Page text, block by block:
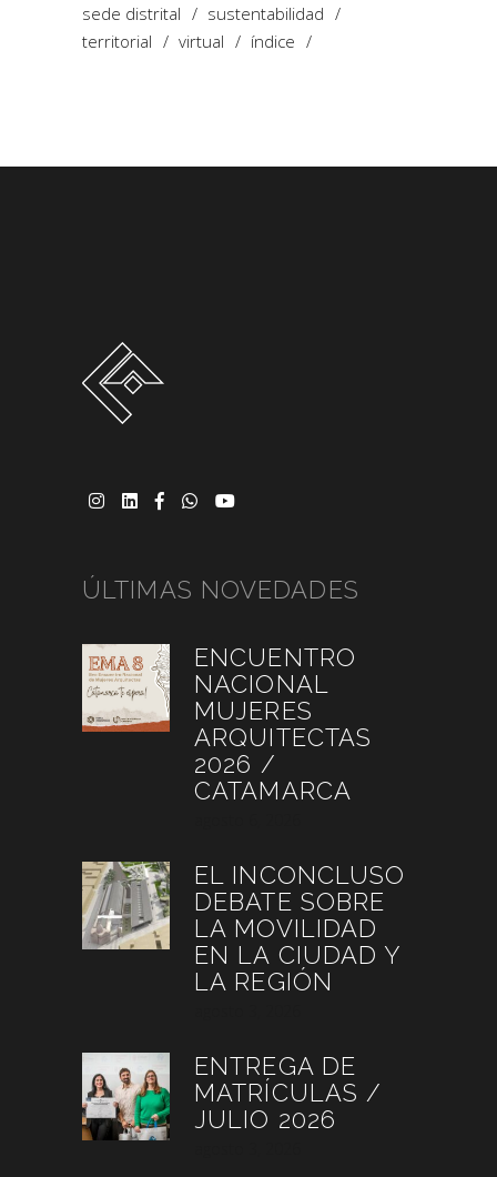
sede distrital
sustentabilidad
territorial
virtual índice
ÚLTIMAS NOVEDADES
ENCUENTRO
NACIONAL
MUJERES
ARQUITECTAS
2026 /
CATAMARCA
EL INCONCLUSO
DEBATE SOBRE
LA MOVILIDAD
EN LA CIUDAD Y
LA REGIÓN
ENTREGA DE
MATRÍCULAS /
JULIO 2026